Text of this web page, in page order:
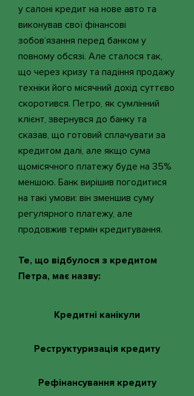
у салоні кредит на нове авто та
виконував свої фінансові
зобов’язання перед банком у
повному обсязі. Але сталося так,
що через кризу та падіння продажу
техніки його місячний дохід суттєво
скоротився. Петро, як сумлінний
клієнт, звернувся до банку та
сказав, що готовий сплачувати за
кредитом далі, але якщо сума
щомісячного платежу буде на 35%
меншою. Банк вирішив погодитися
на такі умови: він зменшив суму
регулярного платежу, але
продовжив термін кредитування.
Те, що відбулося з кредитом
Петра, має назву:
Кредитні канікули
Реструктуризація кредиту
Рефінансування кредиту